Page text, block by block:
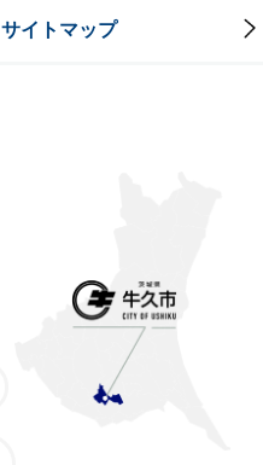
サイトマップ